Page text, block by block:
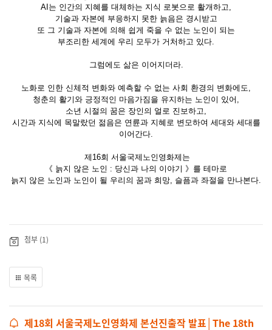
AI는 인간의 지혜를 대체하는 지식 로봇으로 활개하고,
기술과 자본에 부응하지 못한 늙음은 경시받고
또 그 기술과 자본에 의해 쉽게 죽을 수 없는 노인이 되는
부조리한 세계에 우리 모두가 거처하고 있다.
그럼에도 삶은 이어지더라.
노화로 인한 신체적 변화와 예측할 수 없는 사회 환경의 변화에도,
청춘의 활기와 긍정적인 마음가짐을 유지하는 노인이 있어,
소년 시절의 꿈은 장인의 얼로 진보하고,
시간과 지식에 목말랐던 젊음은 연륜과 지혜로 변모하여 세대와 세대를
이어간다.
제16회 서울국제노인영화제는
《 늙지 않은 노인 : 당신과 나의 이야기 》를 테마로
늙지 않은 노인과 노인이 될 우리의 꿈과 희망, 슬픔과 좌절을 만나본다.
첨부 (1)
목록
제18회 서울국제노인영화제 본선진출작 발표│The 18th